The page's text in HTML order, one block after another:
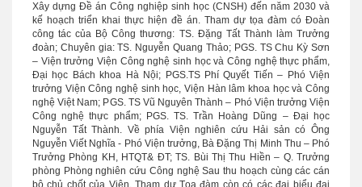
Xây dựng Đề án Công nghiệp sinh học (CNSH) đến năm 2030 và
kế hoạch triển khai thực hiện đề án. Tham dự tọa đàm có Đoàn
công tác của Bộ Công thương: TS. Đặng Tất Thành làm Trưởng
đoàn; Chuyên gia: TS. Nguyễn Quang Thảo; PGS. TS Chu Kỳ Sơn
– Viện trưởng Viện Công nghệ sinh học và Công nghệ thực phẩm,
Đại học Bách khoa Hà Nội; PGS.TS Phí Quyết Tiến – Phó Viện
trưởng Viện Công nghệ sinh học, Viện Hàn lâm khoa học và Công
nghệ Việt Nam; PGS. TS Vũ Nguyên Thành – Phó Viện trưởng Viện
Công nghệ thực phẩm; PGS. TS. Trần Hoàng Dũng – Đại học
Nguyễn Tất Thành. Về phía Viện nghiên cứu Hải sản có Ông
Nguyễn Viết Nghĩa - Phó Viện trưởng, Bà Đặng Thị Minh Thu – Phó
Trưởng Phòng KH, HTQT& ĐT; TS. Bùi Thị Thu Hiền – Q. Trưởng
phòng Phòng nghiên cứu Công nghệ Sau thu hoạch cùng các cán